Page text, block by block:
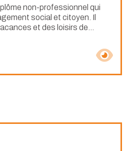
non-professionnel qui
social et citoyen. Il
et des loisirs de...